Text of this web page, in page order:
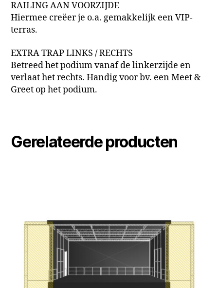
RAILING AAN VOORZIJDE
Hiermee creëer je o.a. gemakkelijk een VIP-
terras.
EXTRA TRAP LINKS / RECHTS
Betreed het podium vanaf de linkerzijde en
verlaat het rechts. Handig voor bv. een Meet &
Greet op het podium.
Gerelateerde producten